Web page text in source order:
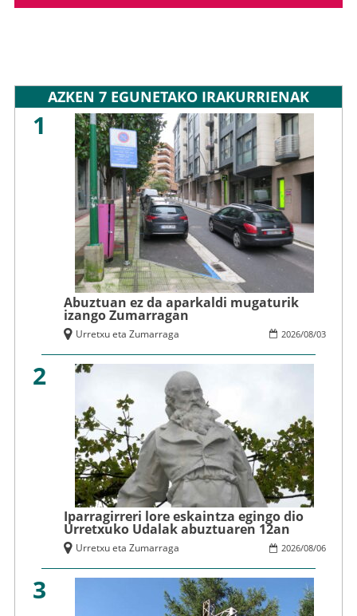
AZKEN 7 EGUNETAKO IRAKURRIENAK
1
Abuztuan ez da aparkaldi mugaturik
izango Zumarragan
2026/08/03
Urretxu eta Zumarraga
2
Iparragirreri lore eskaintza egingo dio
Urretxuko Udalak abuztuaren 12an
2026/08/06
Urretxu eta Zumarraga
3